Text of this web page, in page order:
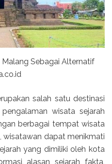
Malang Sebagai Alternatif
salah satu destinasi
wisata sejarah
berbagai tempat wisata
wisatawan dapat menikmati
yang dimiliki oleh kota
alasan, sejarah, fakta,